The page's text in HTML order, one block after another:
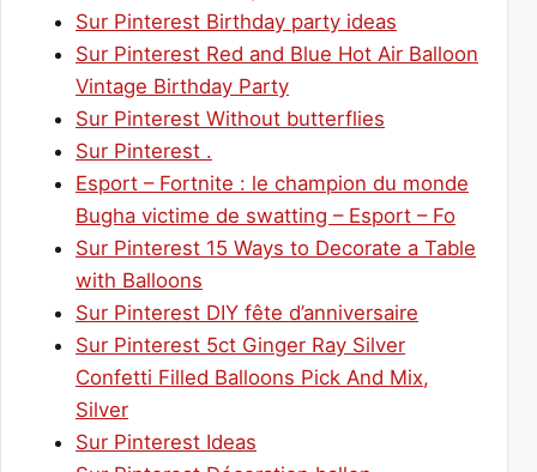
Sur Pinterest Birthday party ideas
Sur Pinterest Red and Blue Hot Air Balloon
Vintage Birthday Party
Sur Pinterest Without butterflies
Sur Pinterest .
Esport – Fortnite : le champion du monde
Bugha victime de swatting – Esport – Fo
Sur Pinterest 15 Ways to Decorate a Table
with Balloons
Sur Pinterest DIY fête d’anniversaire
Sur Pinterest 5ct Ginger Ray Silver
Confetti Filled Balloons Pick And Mix,
Silver
Sur Pinterest Ideas